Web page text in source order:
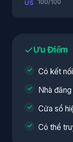
US 100/100
Ưu Điểm
Có kết
Nhà
Cửa sổ
Có thể